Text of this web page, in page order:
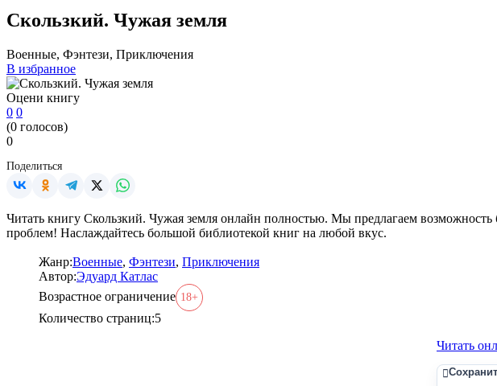
Скользкий. Чужая земля
Военные, Фэнтези, Приключения
В избранное
Оцени книгу
0 0
(0 голосов)
0
Поделиться
Читать книгу Скользкий. Чужая земля онлайн полностью. Мы предлагаем
проблем! Наслаждайтесь большой библиотекой книг на любой вкус.
Жанр:Военные, Фэнтези, Приключения
Автор:Эдуард Катлас
Возрастное ограничение 18+
Количество страниц:5
Читать